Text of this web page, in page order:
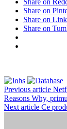
Share on
Share on
Share on
Previous article
Reasons Why,
Next article Ce